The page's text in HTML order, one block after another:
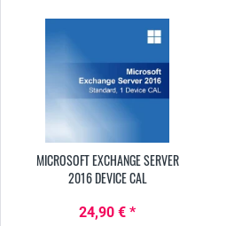
MICROSOFT EXCHANGE SERVER
2016 DEVICE CAL
24,90 € *